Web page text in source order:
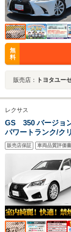
無
料
販売店： トヨタユー
レクサス
GS 350 バージョ
パワートランク/ク
ートヒーター/シー
イビーム/オートク
販売店保証 車両品質評価